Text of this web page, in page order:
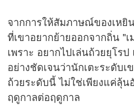
จากการให้สัมภาษณ์ของเหยิ
ที่เขาอยากย้ายออกจากถิ่น "
เพราะ อยากไปเล่นถ้วยยุโร
อย่างชัดเจนว่านักเตะระดับเ
ถ้วยระดับนี้ ไม่ใช่เพียงแค่ลุ้
ฤดูกาลต่อฤดูกาล